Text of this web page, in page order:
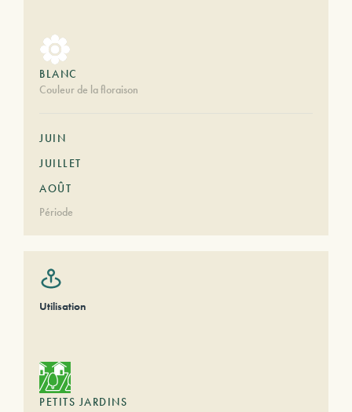
BLANC
Couleur de la floraison
JUIN
JUILLET
AOÛT
Période
Utilisation
PETITS JARDINS